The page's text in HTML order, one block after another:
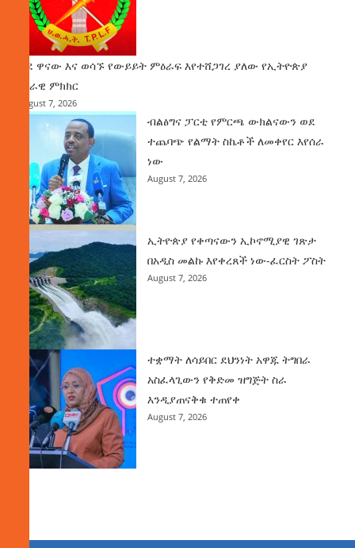
ወደ ዋናው እና ወሳኙ የውይይት ምዕራፍ እየተሸጋገረ ያለው የኢትዮጵያ
ሀገራዊ ምክክር
August 7, 2026
ብልፅግና ፓርቲ የምርጫ ውክልናውን ወደ
ተጨባጭ የልማት ስኬቶች ለመቀየር እየሰራ
ነው
August 7, 2026
ኢትዮጵያ የቀጣናውን ኢኮኖሚያዊ ገጽታ
በአዲስ መልኩ እየቀረጸች ነው-ፈርስት ፖስት
August 7, 2026
ተቋማት ለሳይበር ደህንነት አዋጁ ትግበራ
አስፈላጊውን የቅድመ ዝግጅት ስራ
እንዲያጠናቅቁ ተጠየቀ
August 7, 2026